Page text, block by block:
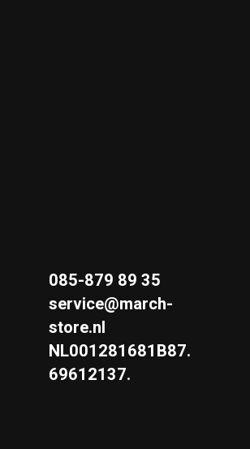
085-879 89 35
service@march-
store.nl
NL001281681B87.
69612137.